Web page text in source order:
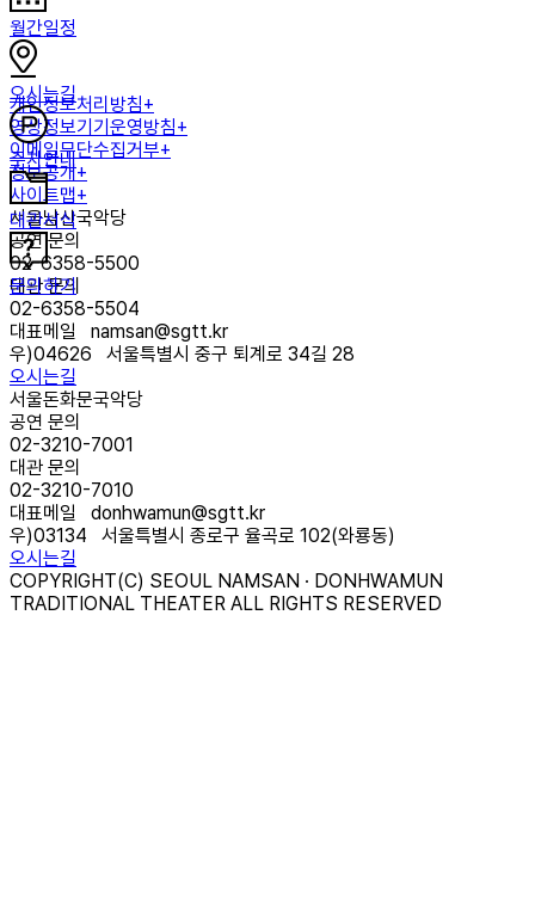
월간일정
오시는길
주차안내
대관서식
문의하기
개인정보처리방침+
영상정보기기운영방침+
이메일무단수집거부+
정보공개+
사이트맵+
서울남산국악당
공연 문의
02-6358-5500
대관 문의
02-6358-5504
대표메일 namsan@sgtt.kr
우)04626
서울특별시 중구 퇴계로 34길 28
오시는길
서울돈화문국악당
공연 문의
02-3210-7001
대관 문의
02-3210-7010
대표메일 donhwamun@sgtt.kr
우)03134
서울특별시 종로구 율곡로 102(와룡동)
오시는길
COPYRIGHT(C) SEOUL NAMSAN · DONHWAMUN
TRADITIONAL THEATER ALL RIGHTS RESERVED